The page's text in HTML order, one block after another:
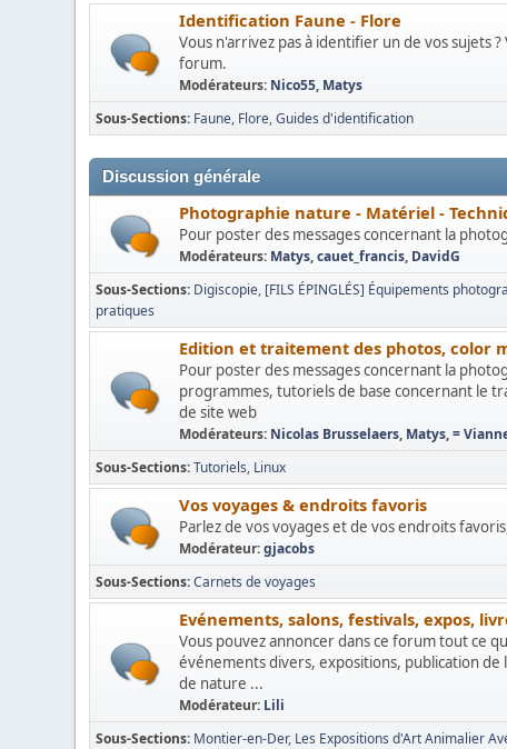
Identification Faune - Flore
Vous n'arrivez pas à identifier un de vos sujets
forum.
Modérateurs: Nico55, Matys
Sous-Sections Faune Flore Guides d'identification
Discussion générale
Photographie nature - Matériel -
Pour poster des messages concernant la
Modérateurs: Matys,cauet_francis, DavidG
Sous-Sections Digiscopie [FILS ÉPINGLÉS] Équipements
pratiques
Edition et traitement des photos, color
Pour poster des messages concernant la
programmes, tutoriels de base concernant le
de site web
Modérateurs: Nicolas Brusselaers, Matys,=
Sous-Sections Tutoriels Linux
Vos voyages & endroits favoris
Parlez de vos voyages et de vos endroits
Modérateur:gjacobs
Sous-Sections Carnets de voyages
Evénements, salons, festivals, expos,
Vous pouvez annoncer dans ce forum tout ce
événements divers, expositions, publication
de nature ...
Modérateur: Lili
Sous-Sections Montier-en-Der Les Expositions d'Art Animalier